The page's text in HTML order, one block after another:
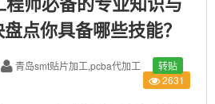
点你具备哪些技能？
青岛smt贴片加工,pcba代加工
转贴
2631